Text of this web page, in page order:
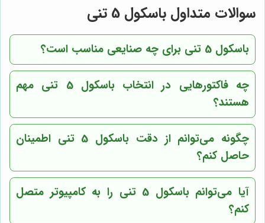
سوالات متداول باسکول 5 تنی
باسکول 5 تنی برای چه صنایعی مناسب است؟
چه فاکتورهایی در انتخاب باسکول 5 تنی مهم
هستند؟
چگونه می‌توانم از دقت باسکول 5 تنی اطمینان
حاصل کنم؟
آیا می‌توانم باسکول 5 تنی را به کامپیوتر متصل
کنم؟